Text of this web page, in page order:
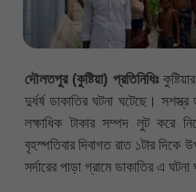
দৌলতপুর (কুষ্টিয়া) প্রতিনিধিঃ
দুর্ধর্ষ ডাকাতির ঘটনা ঘটেছে।
লক্ষাধিক টাকার সম্পদ লুট করে
বৃহস্পতিবার দিবাগত রাত ১টার দিকে
সর্দারের পাড়া গ্রামে ডাকাতির এ ঘটনা